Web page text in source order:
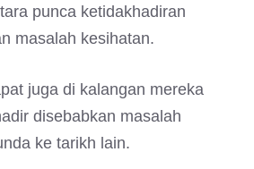
punca ketidakhadiran
masalah kesihatan.
juga di kalangan mereka
disebabkan masalah
ke tarikh lain.